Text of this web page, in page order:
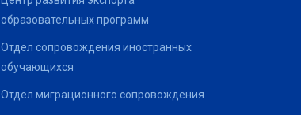
образовательных программ
Отдел сопровождения иностранных
обучающихся
Отдел миграционного сопровождения